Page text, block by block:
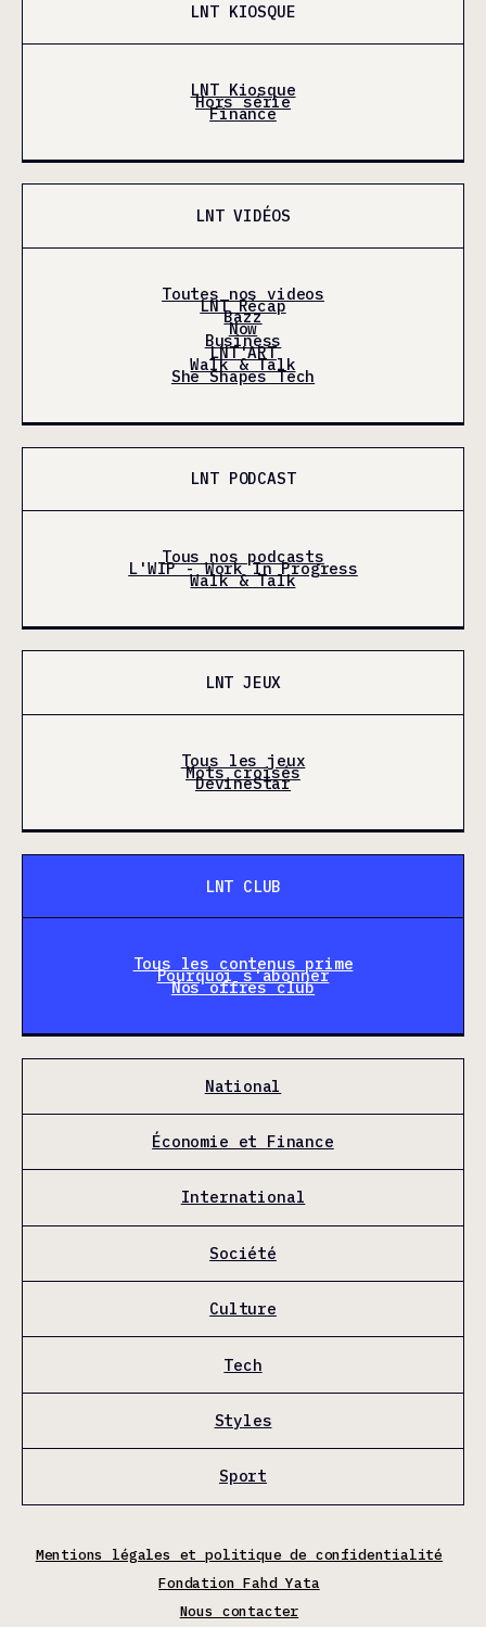
LNT KIOSQUE
LNT Kiosque
Hors série
Finance
LNT VIDÉOS
Toutes nos videos
LNT Récap
Bazz
Now
Business
LNT'ART
Walk & Talk
She Shapes Tech
LNT PODCAST
Tous nos podcasts
L'WIP - Work In Progress
Walk & Talk
LNT JEUX
Tous les jeux
Mots croisés
DevineStar
LNT CLUB
Tous les contenus prime
Pourquoi s'abonner
Nos offres club
National
Économie et Finance
International
Société
Culture
Tech
Styles
Sport
Mentions légales et politique de confidentialité
Fondation Fahd Yata
Nous contacter